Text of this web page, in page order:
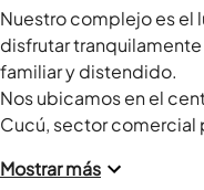
Nuestro complejo es el
disfrutar
familiar y distendido.
Nos ubicamos en el
Cucú, sector comercial
Mostrar más